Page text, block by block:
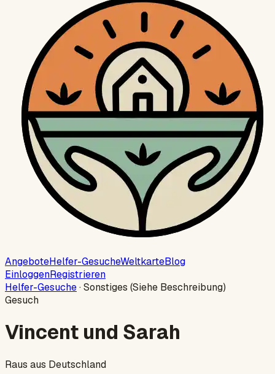
AngeboteHelfer-GesucheWeltkarteBlog
EinloggenRegistrieren
Helfer-Gesuche·Sonstiges (Siehe Beschreibung)
Gesuch
Vincent und Sarah
Raus aus Deutschland